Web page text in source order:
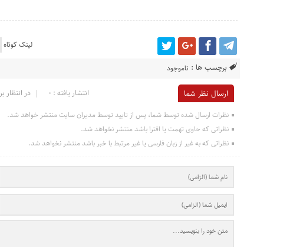
لینک کوتاه
برچسب ها : ناموجود
ارسال نظر شما در انتظار انتشار یافته : 0
نظرات ارسال شده توسط شما، پس از تایید توسط مدیران سایت منتشر خواهد شد.
نظراتی که حاوی تهمت یا افترا باشد منتشر نخواهد شد.
نظراتی که به غیر از زبان فارسی یا غیر مرتبط با خبر باشد منتشر نخواهد شد.